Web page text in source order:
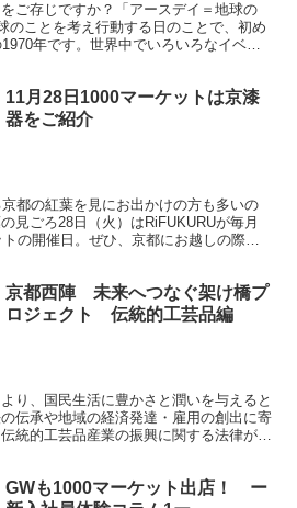
ご存じですか？「アースデイ＝地球の
のことを考え行動する日のことで、初め
年です。世界中でいろいろなイベン
11月28日1000マーケットは京漆
器をご紹介
都の紅葉を見にお出かけの方も多いの
見ごろ28日（火）はRiFUKURUが毎月
の開催日。ぜひ、京都にお越しの際
京都西陣 未来へつなぐ架け橋プ
ロジェクト 伝統的工芸品編
り、国民生活に豊かさと潤いを与えると
伝承や地域の経済発達・雇用の創出に寄
統的工芸品産業の振興に関する法律が定
GWも1000マーケット出店！ ー